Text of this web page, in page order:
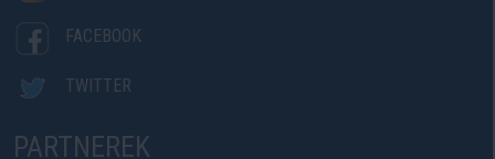
FACEBOOK
TWITTER
PARTNEREK